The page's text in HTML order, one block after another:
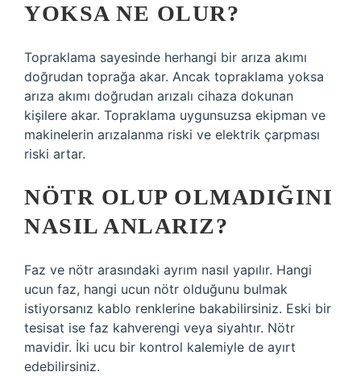
YOKSA NE OLUR?
Topraklama sayesinde herhangi bir arıza akımı
doğrudan toprağa akar. Ancak topraklama yoksa
arıza akımı doğrudan arızalı cihaza dokunan
kişilere akar. Topraklama uygunsuzsa ekipman ve
makinelerin arızalanma riski ve elektrik çarpması
riski artar.
NÖTR OLUP OLMADIĞINI
NASIL ANLARIZ?
Faz ve nötr arasındaki ayrım nasıl yapılır. Hangi
ucun faz, hangi ucun nötr olduğunu bulmak
istiyorsanız kablo renklerine bakabilirsiniz. Eski bir
tesisat ise faz kahverengi veya siyahtır. Nötr
mavidir. İki ucu bir kontrol kalemiyle de ayırt
edebilirsiniz.